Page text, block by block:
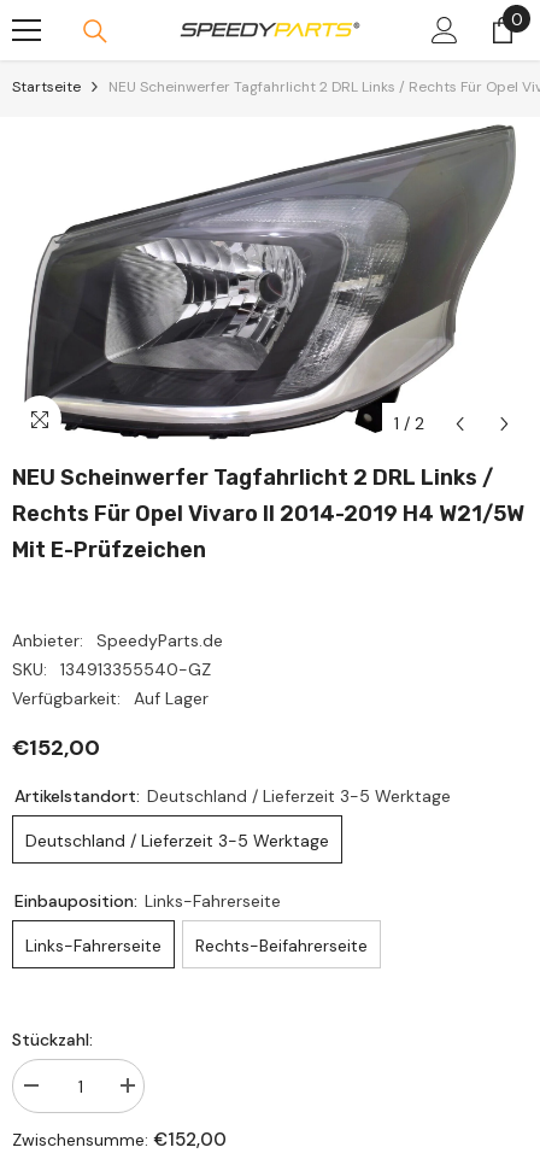
Skip To Content 00
Startseite NEU Scheinwerfer Tagfahrlicht 2 DRL Links / Rechts Für Opel
1 / 2
NEU Scheinwerfer Tagfahrlicht 2 DRL Links /
Rechts Für Opel Vivaro II 2014-2019 H4 W21/5W
Mit E-Prüfzeichen
Anbieter:
SpeedyParts.de
SKU:
134913355540-GZ
Verfügbarkeit:
Auf Lager
€152,00
Artikelstandort: Deutschland / Lieferzeit 3-5 Werktage
Deutschland / Lieferzeit 3-5 Werktage
Einbauposition: Links-Fahrerseite
Links-Fahrerseite Rechts-Beifahrerseite
Stückzahl:
Verringere
die
Stückzahl
für
Erhöhe
die
Stückzahl
für
Zwischensumme: €152,00